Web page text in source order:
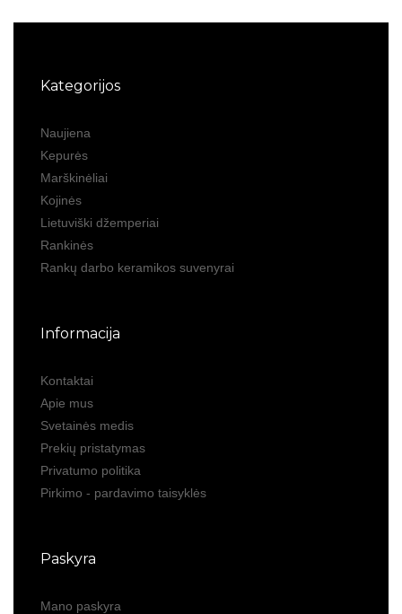
Kategorijos
Naujiena
Kepurės
Marškinėliai
Kojinės
Lietuviški džemperiai
Rankinės
Rankų darbo keramikos suvenyrai
Informacija
Kontaktai
Apie mus
Svetainės medis
Prekių pristatymas
Privatumo politika
Pirkimo - pardavimo taisyklės
Paskyra
Mano paskyra